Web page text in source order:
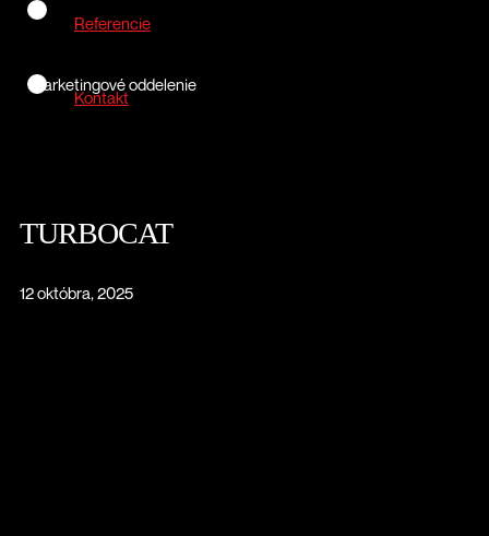
Referencie
Kontakt
Marketingové oddelenie
TURBOCAT
12 októbra, 2025